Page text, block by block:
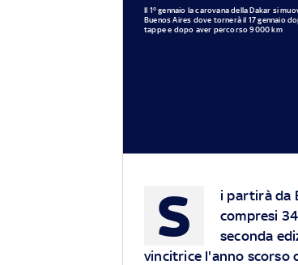
Il 1° gennaio la carovana della Dakar si
Buenos Aires dove tornerà il 17 gennaio
tappe e dopo aver percorso 9000 km
S
i partirà da
compresi
seconda
vincitrice l'anno scorso